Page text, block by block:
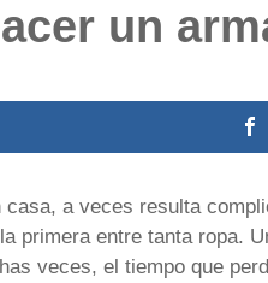
un
casa, a veces resulta
primera entre tanta ropa.
veces, el tiempo que